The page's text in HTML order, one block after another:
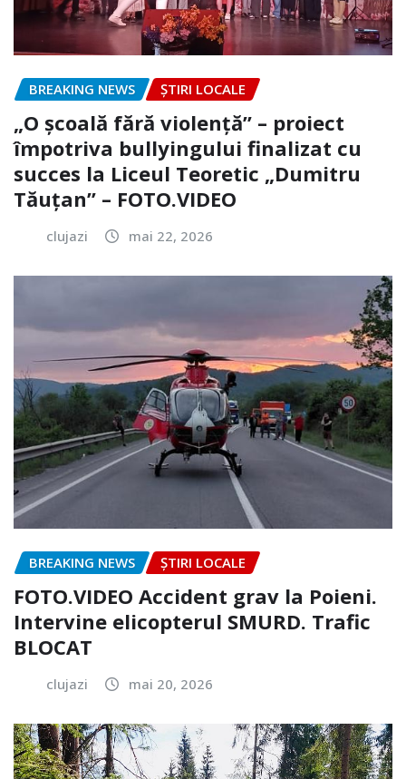
BREAKING NEWS ȘTIRI LOCALE
„O școală fără violență” – proiect
împotriva bullyingului finalizat cu
succes la Liceul Teoretic „Dumitru
Tăuțan” – FOTO.VIDEO
clujazi mai 22, 2026
BREAKING NEWS ȘTIRI LOCALE
FOTO.VIDEO Accident grav la Poieni.
Intervine elicopterul SMURD. Trafic
BLOCAT
clujazi mai 20, 2026